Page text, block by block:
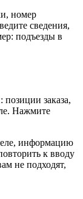
номер
сведения,
подъезды в
заказа,
Нажмите
информацию
к вводу
не подходят,